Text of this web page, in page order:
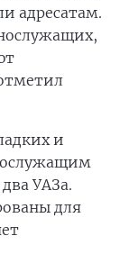
адресатам.
и
УАЗа.
для